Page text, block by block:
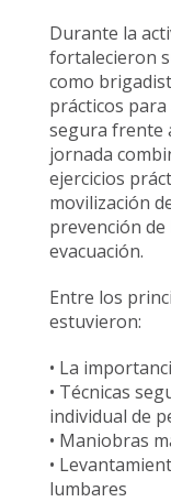
Durante la
fortalecieron
como
prácticos
segura frente
jornada
ejercicios
movilización
prevención
evacuación.
Entre los
estuvieron:
• La
• Técnicas
individual de
• Maniobras
•
lumbares